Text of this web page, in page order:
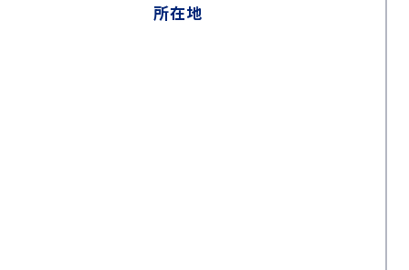
所在地